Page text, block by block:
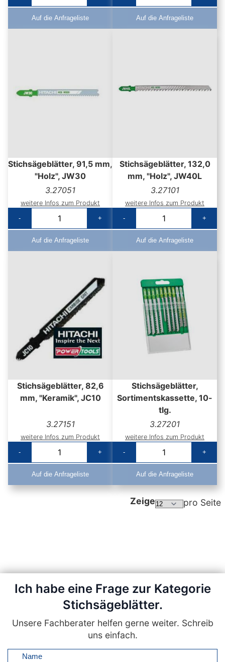
Auf die Anfrageliste Auf die Anfrageliste
Stichsägeblätter, 91,5 mm,
"Holz", JW30
3.27051
weitere Infos zum Produkt
-
+
Auf die Anfrageliste
Stichsägeblätter, 132,0
mm, "Holz", JW40L
3.27101
weitere Infos zum Produkt
-
+
Auf die Anfrageliste
Stichsägeblätter, 82,6
mm, "Keramik", JC10
3.27151
weitere Infos zum Produkt
-
+
Auf die Anfrageliste
Stichsägeblätter,
Sortimentskassette, 10-
tlg.
3.27201
weitere Infos zum Produkt
-
+
Auf die Anfrageliste
Zeige pro Seite
Ich habe eine Frage zur Kategorie
Stichsägeblätter.
Unsere Fachberater helfen gerne weiter. Schreib
uns einfach.
Name